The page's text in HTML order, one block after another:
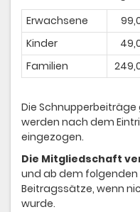
Erwachsene
Kinder
Familien
Die
werden nach dem
eingezogen.
Die Mitgliedschaft
und ab dem
Beitragssätze, wenn
wurde.